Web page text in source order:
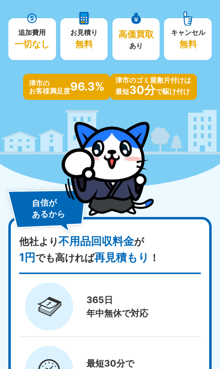
追加費用
一切なし
お見積り
無料
高価買取
あり
キャンセル
無料
津市の
お客様満足度96.3%
津市のゴミ屋敷片付けは
最短30分で駆け付け
自信が
あるから
他社より不用品回収料金が
1円でも高ければ再見積もり ！
365日
年中無休で対応
最短30分で